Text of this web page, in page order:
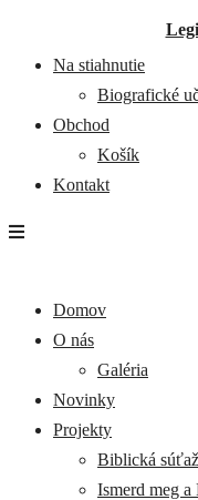
Na stiahnutie
Biografické
Obchod
Košík
Kontakt
Domov
O nás
Galéria
Novinky
Projekty
Biblická
Ismerd meg